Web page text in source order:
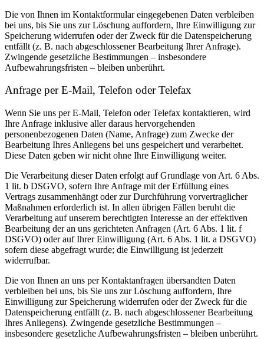
Die von Ihnen im Kontaktformular eingegebenen Daten verbleiben
bei uns, bis Sie uns zur Löschung auffordern, Ihre Einwilligung zur
Speicherung widerrufen oder der Zweck für die Datenspeicherung
entfällt (z. B. nach abgeschlossener Bearbeitung Ihrer Anfrage).
Zwingende gesetzliche Bestimmungen – insbesondere
Aufbewahrungsfristen – bleiben unberührt.
Anfrage per E-Mail, Telefon oder Telefax
Wenn Sie uns per E-Mail, Telefon oder Telefax kontaktieren, wird
Ihre Anfrage inklusive aller daraus hervorgehenden
personenbezogenen Daten (Name, Anfrage) zum Zwecke der
Bearbeitung Ihres Anliegens bei uns gespeichert und verarbeitet.
Diese Daten geben wir nicht ohne Ihre Einwilligung weiter.
Die Verarbeitung dieser Daten erfolgt auf Grundlage von Art. 6 Abs.
1 lit. b DSGVO, sofern Ihre Anfrage mit der Erfüllung eines
Vertrags zusammenhängt oder zur Durchführung vorvertraglicher
Maßnahmen erforderlich ist. In allen übrigen Fällen beruht die
Verarbeitung auf unserem berechtigten Interesse an der effektiven
Bearbeitung der an uns gerichteten Anfragen (Art. 6 Abs. 1 lit. f
DSGVO) oder auf Ihrer Einwilligung (Art. 6 Abs. 1 lit. a DSGVO)
sofern diese abgefragt wurde; die Einwilligung ist jederzeit
widerrufbar.
Die von Ihnen an uns per Kontaktanfragen übersandten Daten
verbleiben bei uns, bis Sie uns zur Löschung auffordern, Ihre
Einwilligung zur Speicherung widerrufen oder der Zweck für die
Datenspeicherung entfällt (z. B. nach abgeschlossener Bearbeitung
Ihres Anliegens). Zwingende gesetzliche Bestimmungen –
insbesondere gesetzliche Aufbewahrungsfristen – bleiben unberührt.